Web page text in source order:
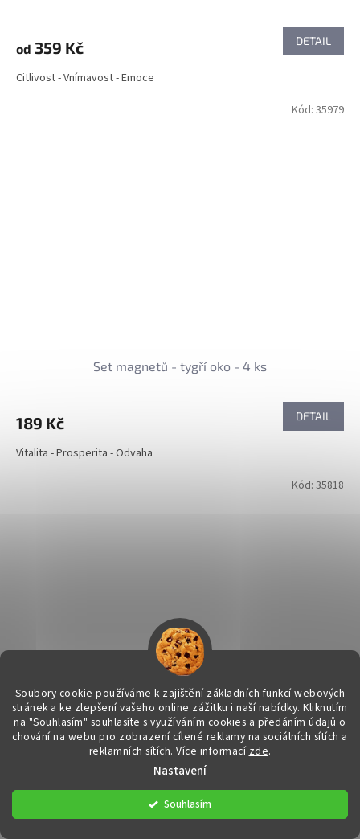
Soubory cookie používáme k zajištění základních funkcí webových
stránek a ke zlepšení vašeho online zážitku i naší nabídky. Kliknutím
na "Souhlasím" souhlasíte s využíváním cookies a předáním údajů o
chování na webu pro zobrazení cílené reklamy na sociálních sítích a
reklamních sítích. Více informací zde.
Nastavení
Souhlasím
od 359 Kč DETAIL
Citlivost - Vnímavost - Emoce
Set magnetů - tygří oko - 4 ks
189 Kč DETAIL
Vitalita - Prosperita - Odvaha
Kód: 35979
Tygří oko přívěsek - kulička
DETAIL
Kód: 35818